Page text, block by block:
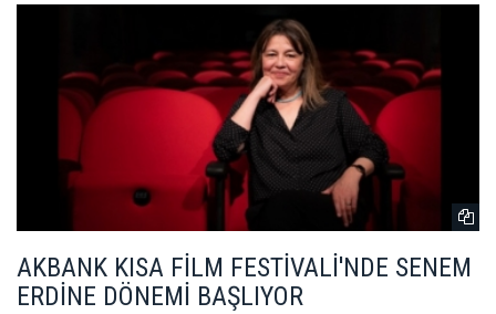
AKBANK KISA FİLM FESTİVALİ'NDE SENEM
ERDİNE DÖNEMİ BAŞLIYOR